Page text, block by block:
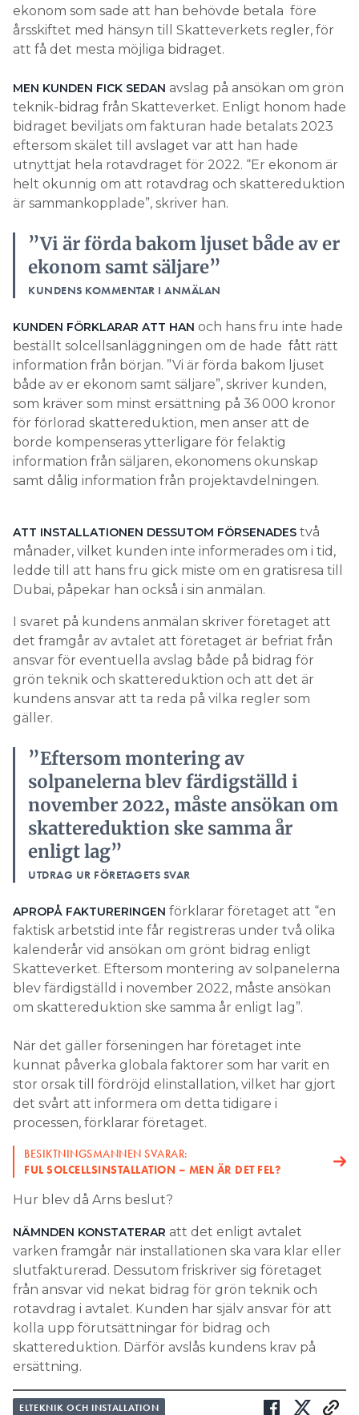
ekonom som sade att han behövde betala före
årsskiftet med hänsyn till Skatteverkets regler, för
att få det mesta möjliga bidraget.
MEN KUNDEN FICK SEDAN avslag på ansökan om grön
teknik-bidrag från Skatteverket. Enligt honom hade
bidraget beviljats om fakturan hade betalats 2023
eftersom skälet till avslaget var att han hade
utnyttjat hela rotavdraget för 2022. “Er ekonom är
helt okunnig om att rotavdrag och skattereduktion
är sammankopplade”, skriver han.
”Vi är förda bakom ljuset både av er
ekonom samt säljare”
KUNDENS KOMMENTAR I ANMÄLAN
KUNDEN FÖRKLARAR ATT HAN och hans fru inte hade
beställt solcellsanläggningen om de hade fått rätt
information från början. ”Vi är förda bakom ljuset
både av er ekonom samt säljare”, skriver kunden,
som kräver som minst ersättning på 36 000 kronor
för förlorad skattereduktion, men anser att de
borde kompenseras ytterligare för felaktig
information från säljaren, ekonomens okunskap
samt dålig information från projektavdelningen.
ATT INSTALLATIONEN DESSUTOM FÖRSENADES två
månader, vilket kunden inte informerades om i tid,
ledde till att hans fru gick miste om en gratisresa till
Dubai, påpekar han också i sin anmälan.
I svaret på kundens anmälan skriver företaget att
det framgår av avtalet att företaget är befriat från
ansvar för eventuella avslag både på bidrag för
grön teknik och skattereduktion och att det är
kundens ansvar att ta reda på vilka regler som
gäller.
”Eftersom montering av
solpanelerna blev färdigställd i
november 2022, måste ansökan om
skattereduktion ske samma år
enligt lag”
UTDRAG UR FÖRETAGETS SVAR
APROPÅ FAKTURERINGEN förklarar företaget att “en
faktisk arbetstid inte får registreras under två olika
kalenderår vid ansökan om grönt bidrag enligt
Skatteverket. Eftersom montering av solpanelerna
blev färdigställd i november 2022, måste ansökan
om skattereduktion ske samma år enligt lag”.
När det gäller förseningen har företaget inte
kunnat påverka globala faktorer som har varit en
stor orsak till fördröjd elinstallation, vilket har gjort
det svårt att informera om detta tidigare i
processen, förklarar företaget.
BESIKTNINGSMANNEN SVARAR:
FUL SOLCELLSINSTALLATION – MEN ÄR DET FEL?
Hur blev då Arns beslut?
NÄMNDEN KONSTATERAR att det enligt avtalet
varken framgår när installationen ska vara klar eller
slutfakturerad. Dessutom friskriver sig företaget
från ansvar vid nekat bidrag för grön teknik och
rotavdrag i avtalet. Kunden har själv ansvar för att
kolla upp förutsättningar för bidrag och
skattereduktion. Därför avslås kundens krav på
ersättning.
ELTEKNIK OCH INSTALLATION